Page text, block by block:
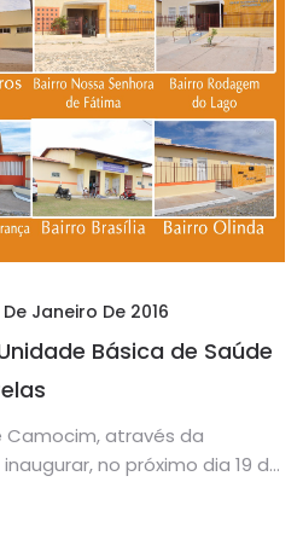
De Janeiro De 2016
Básica de Saúde
Camocim, através da
no próximo dia 19 de